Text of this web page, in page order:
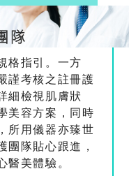
格指引。一方
謹考核之註冊護
細檢視肌膚狀
美容方案，同時
所用儀器亦臻世
團隊貼心跟進，
醫美體驗。